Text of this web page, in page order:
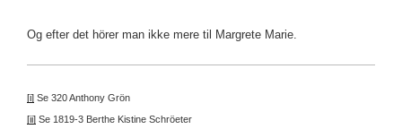
Og efter det hörer man ikke mere til Margrete Marie.
[i] Se 320 Anthony Grön
[ii] Se 1819-3 Berthe Kistine Schröeter